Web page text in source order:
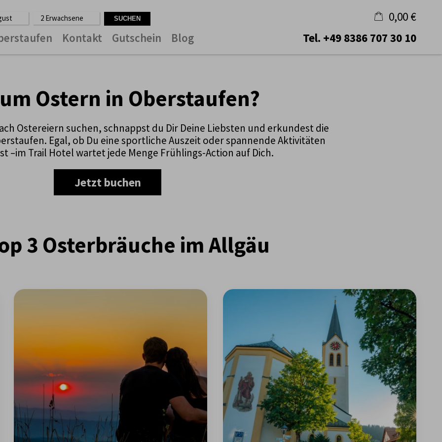
2 Erwachsene
Kontakt Gutschein Blog Tel. +49 8386 707 30 10
0,00 €
×
Warenkorb ist leer
Ostern in Oberstaufen?
Ostereiern suchen, schnappst du Dir Deine Liebsten und erkundest die
Egal, ob Du eine sportliche Auszeit oder spannende Aktivitäten
–im Trail Hotel wartet jede Menge Frühlings-Action auf Dich.
Jetzt buchen
3 Osterbräuche im Allgäu